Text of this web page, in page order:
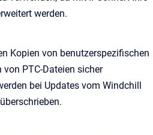
werden.
Kopien von benutzerspezifischen
PTC-Dateien sicher
bei Updates vom Windchill